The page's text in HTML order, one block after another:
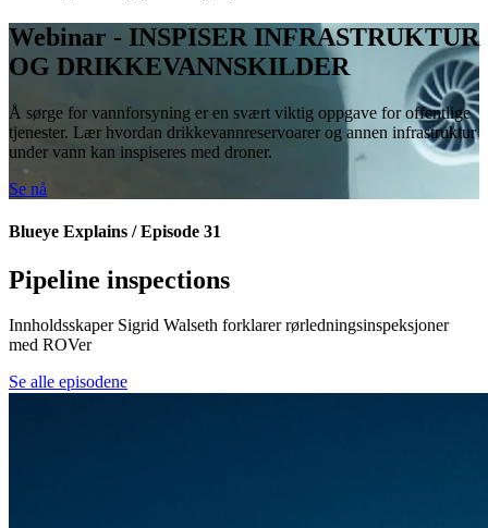
Webinar - INSPISER INFRASTRUKTUR
OG DRIKKEVANNSKILDER
Å sørge for vannforsyning er en svært viktig oppgave for offentlige
tjenester. Lær hvordan drikkevannreservoarer og annen infrastruktur
under vann kan inspiseres med droner.
Se nå
Blueye Explains / Episode 31
Pipeline inspections
Innholdsskaper Sigrid Walseth forklarer rørledningsinspeksjoner
med ROVer
Se alle episodene